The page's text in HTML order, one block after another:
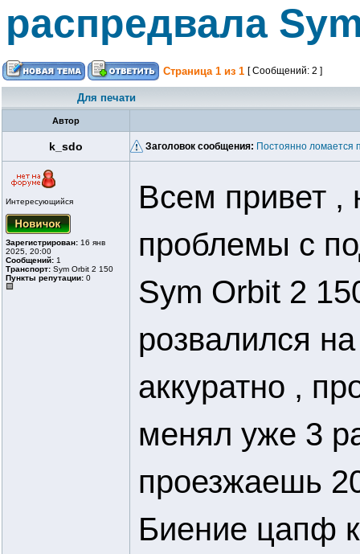
распредвала
Страница 1 из 1 [ Сообщений: 2 ]
Для печати
Автор
k_sdo Заголовок сообщения: Постоянно ломается
Интересующийся
Зарегистрирован: 16 янв
2025, 20:00
Сообщений: 1
Транспорт: Sym Orbit 2 150
Пункты репутации: 0
Всем привет
проблемы с
Sym Orbit 2
розвалился
аккуратно ,
менял уже 3
проезжаешь
Биение цапф